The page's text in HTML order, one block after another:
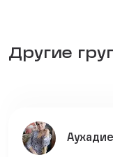
Другие